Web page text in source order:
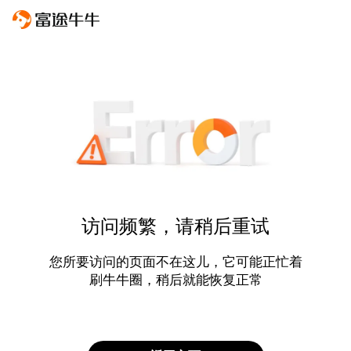
访问频繁，请稍后重试
您所要访问的页面不在这儿，它可能正忙着
刷牛牛圈，稍后就能恢复正常